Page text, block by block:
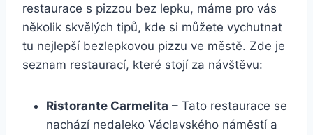
restaurace s pizzou bez lepku, máme pro vás
několik skvělých tipů, kde si můžete vychutnat
tu nejlepší bezlepkovou pizzu ve městě. Zde je
seznam restaurací, které stojí za návštěvu:
Ristorante Carmelita – Tato restaurace se
nachází nedaleko Václavského náměstí a